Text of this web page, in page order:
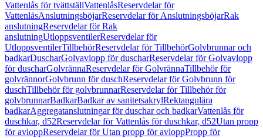
Vattenlås för tvättställVattenlåsReservdelar för
VattenlåsAnslutningsböjarReservdelar för AnslutningsböjarRak
anslutningReservdelar för Rak
anslutningUtloppsventilerReservdelar för
UtloppsventilerTillbehörReservdelar för TillbehörGolvbrunnar och
badkarDuscharGolvavlopp för duscharReservdelar för Golvavlopp
för duscharGolvrännaReservdelar för GolvrännaTillbehör för
golvrännorGolvbrunn för duschReservdelar för Golvbrunn för
duschTillbehör för golvbrunnarReservdelar för Tillbehör för
golvbrunnarBadkarBadkar av sanitetsakrylRektangulära
badkarAggregatanslutningar för duschar och badkarVattenlås för
duschkar, d52Reservdelar för Vattenlås för duschkar, d52Utan propp
för avloppReservdelar för Utan propp för avloppPropp för